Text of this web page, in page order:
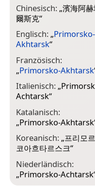
Chinesisch: „濱海阿
爾斯克“
Englisch: „Primorsko-
Akhtarsk“
Französisch:
„Primorsko-Akhtarsk
Italienisch: „
Achtarsk“
Katalanisch:
„Primorsko-Akhtarsk
Koreanisch: „프리모
코아흐타르스크“
Niederländisch:
„Primorsko-Achtarsk